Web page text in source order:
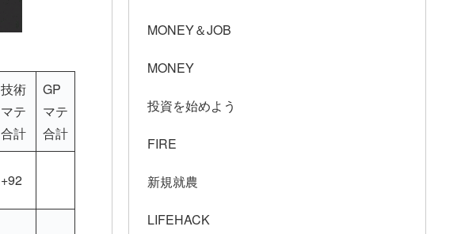
技術
マテ
合計
GP
マテ
合計
+92
MONEY＆JOB
MONEY
投資を始めよう
FIRE
新規就農
LIFEHACK